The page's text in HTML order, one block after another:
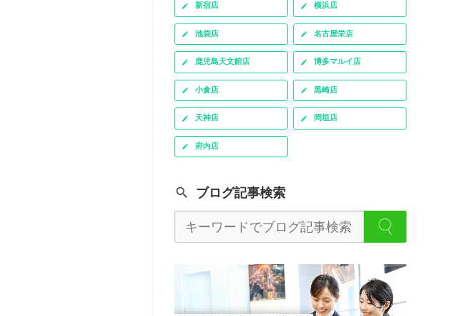
新宿店 横浜店
池袋店 名古屋栄店
鹿児島天文館店 博多マルイ店
小倉店 黒崎店
天神店 岡垣店
府内店
ブログ記事検索